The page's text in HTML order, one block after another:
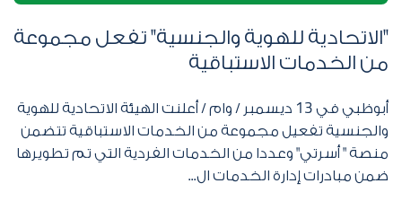
"الاتحادية للهوية والجنسية" تفعل مجموعة
من الخدمات الاستباقية
أبوظبي في13 ديسمبر / وام / أعلنت الهيئة الاتحادية للهوية
والجنسية تفعيل مجموعة من الخدمات الاستباقية تتضمن
منصة " أسرتي" وعددا من الخدمات الفردية التي تم تطويرها
ضمن مبادرات إدارة الخدمات ال...